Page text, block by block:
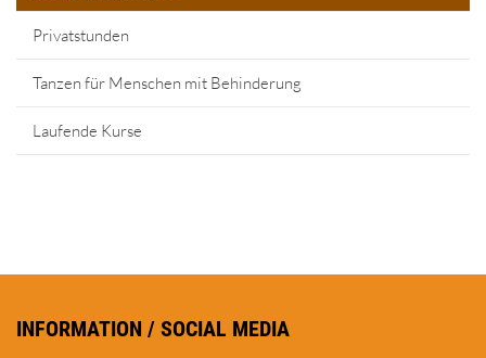
Privatstunden
Tanzen für Menschen mit Behinderung
Laufende Kurse
INFORMATION / SOCIAL MEDIA